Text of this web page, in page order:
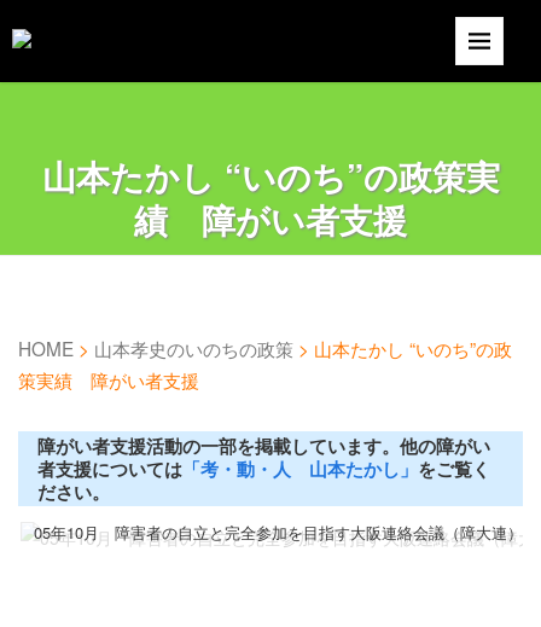
山本たかし “いのち”の政策実
績 障がい者支援
HOME > 山本孝史のいのちの政策 > 山本たかし “いのち”の政
策実績 障がい者支援
障がい者支援活動の一部を掲載しています。他の障がい
者支援については 「考・動・人 山本たかし」 をご覧く
ださい。
05年10月 障害者の自立と完全参加を目指す大阪連絡会議（障大連）